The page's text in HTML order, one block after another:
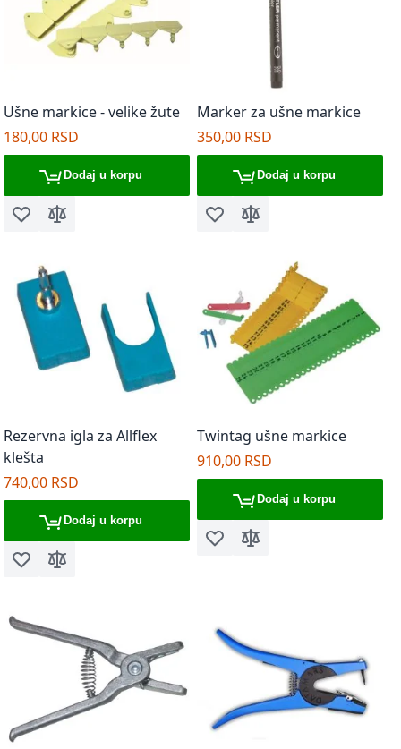
Ušne markice - velike žute
180,00 RSD
Dodaj u korpu
Dodaj u listu želja
Dodaj za poređenje
Marker za ušne markice
350,00 RSD
Dodaj u korpu
Dodaj u listu želja
Dodaj za poređenje
Rezervna igla za Allflex
klešta
740,00 RSD
Dodaj u korpu
Dodaj u listu želja
Dodaj za poređenje
Twintag ušne markice
910,00 RSD
Dodaj u korpu
Dodaj u listu želja
Dodaj za poređenje